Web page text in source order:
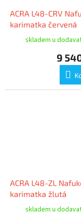
ACRA L48-CRV
karimatka červená
skladem u
9
ACRA L48-ZL
karimatka žlutá
skladem u